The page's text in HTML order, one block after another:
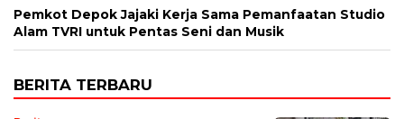
Pemkot Depok Jajaki Kerja Sama Pemanfaatan Studio
Alam TVRI untuk Pentas Seni dan Musik
BERITA TERBARU